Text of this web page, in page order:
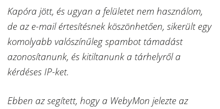
Kapóra jött, és ugyan a felületet nem használom,
de az e-mail értesítésnek köszönhetően, sikerült egy
komolyabb valószínűleg spambot támadást
azonosítanunk, és kitiltanunk a tárhelyről a
kérdéses IP-ket.
Ebben az segített, hogy a WebyMon jelezte az